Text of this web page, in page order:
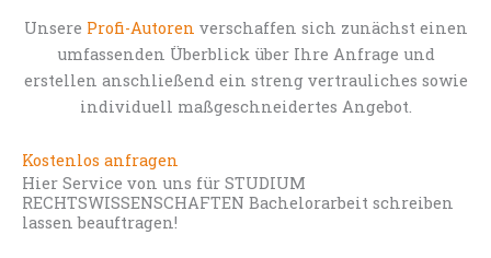
Unsere Profi-Autoren verschaffen sich zunächst einen
umfassenden Überblick über Ihre Anfrage und
erstellen anschließend ein streng vertrauliches sowie
individuell maßgeschneidertes Angebot.
Kostenlos anfragen
Hier Service von uns für STUDIUM
RECHTSWISSENSCHAFTEN Bachelorarbeit schreiben
lassen beauftragen!